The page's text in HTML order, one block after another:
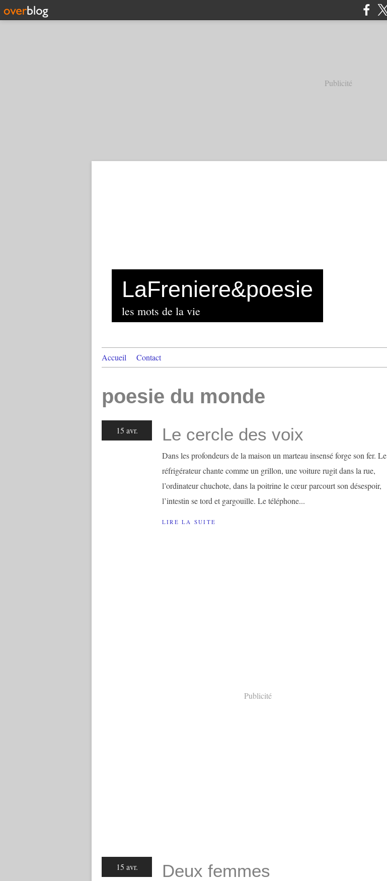
Publicité
LaFreniere&poesie
les mots de la vie
Accueil Contact
poesie du monde
15 avr. Le cercle des voix
Dans les profondeurs de la maison un marteau insensé forge son fer. Le
réfrigérateur chante comme un grillon, une voiture rugit dans la rue,
l’ordinateur chuchote, dans la poitrine le cœur parcourt son désespoir,
l’intestin se tord et gargouille. Le téléphone...
LIRE LA SUITE
Publicité
15 avr. Deux femmes